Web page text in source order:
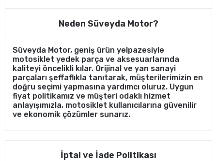
Neden Süveyda Motor?
Süveyda Motor, geniş ürün yelpazesiyle
motosiklet yedek parça ve aksesuarlarında
kaliteyi öncelikli kılar. Orijinal ve yan sanayi
parçaları şeffaflıkla tanıtarak, müşterilerimizin en
doğru seçimi yapmasına yardımcı oluruz. Uygun
fiyat politikamız ve müşteri odaklı hizmet
anlayışımızla, motosiklet kullanıcılarına güvenilir
ve ekonomik çözümler sunarız.
İptal ve İade Politikası